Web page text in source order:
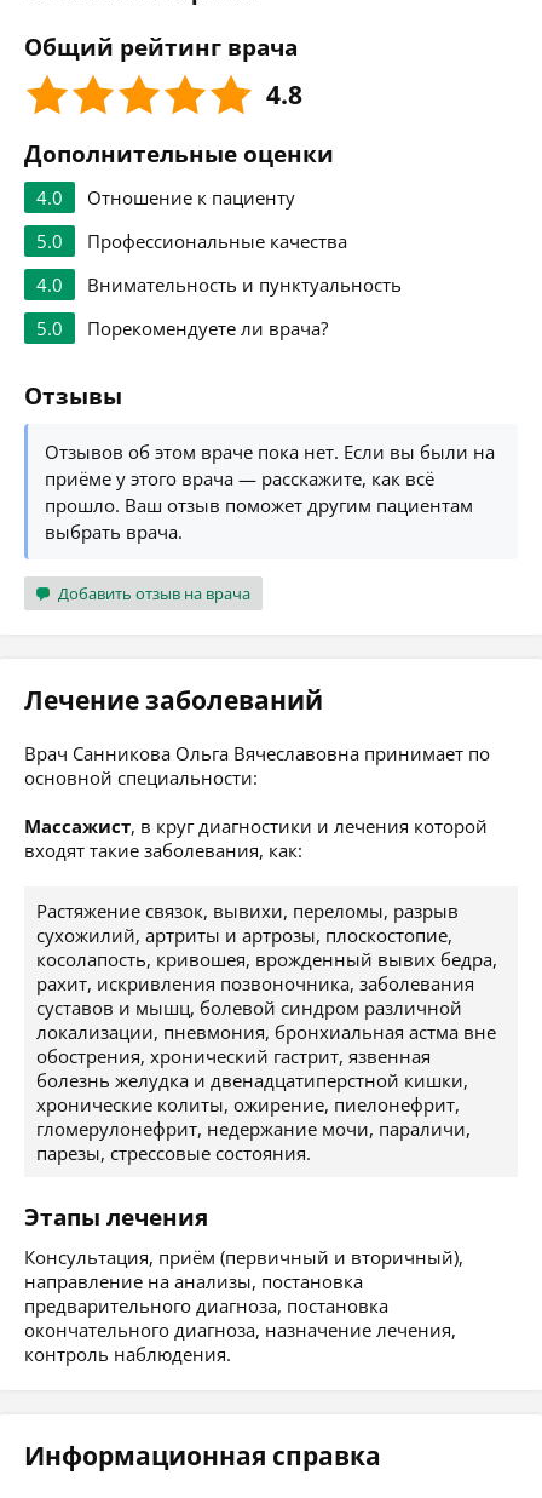
Общий рейтинг врача
4.8
Дополнительные оценки
4.0
Отношение к пациенту
5.0
Профессиональные качества
4.0
Внимательность и пунктуальность
5.0
Порекомендуете ли врача?
Отзывы
Отзывов об этом враче пока нет. Если вы были на
приёме у этого врача — расскажите, как всё
прошло. Ваш отзыв поможет другим пациентам
выбрать врача.
Добавить отзыв на врача
Лечение заболеваний
Врач Санникова Ольга Вячеславовна принимает по
основной специальности:
Массажист, в круг диагностики и лечения которой
входят такие заболевания, как:
Растяжение связок, вывихи, переломы, разрыв
сухожилий, артриты и артрозы, плоскостопие,
косолапость, кривошея, врожденный вывих бедра,
рахит, искривления позвоночника, заболевания
суставов и мышц, болевой синдром различной
локализации, пневмония, бронхиальная астма вне
обострения, хронический гастрит, язвенная
болезнь желудка и двенадцатиперстной кишки,
хронические колиты, ожирение, пиелонефрит,
гломерулонефрит, недержание мочи, параличи,
парезы, стрессовые состояния.
Этапы лечения
Консультация, приём (первичный и вторичный),
направление на анализы, постановка
предварительного диагноза, постановка
окончательного диагноза, назначение лечения,
контроль наблюдения.
Информационная справка